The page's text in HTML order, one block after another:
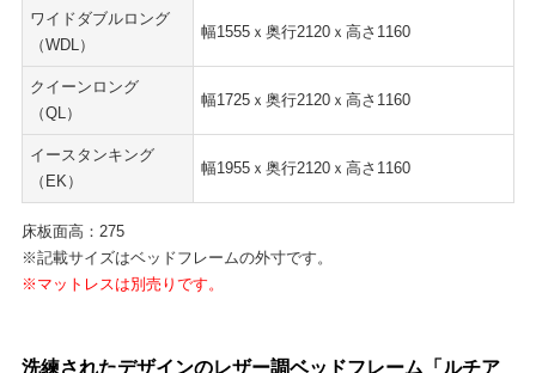
ワイドダブルロング
（WDL）
幅1555ｘ奥行2120ｘ高さ1160
クイーンロング
（QL）
幅1725ｘ奥行2120ｘ高さ1160
イースタンキング
（EK）
幅1955ｘ奥行2120ｘ高さ1160
床板面高：275
※記載サイズはベッドフレームの外寸です。
※マットレスは別売りです。
洗練されたデザインのレザー調ベッドフレーム「ルチア